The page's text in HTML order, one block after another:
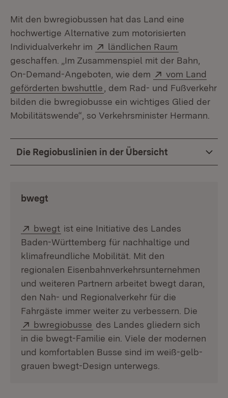
Mit den bwregiobussen hat das Land eine
hochwertige Alternative zum motorisierten
Individualverkehr im
Extern:
ländlichen Raum
geschaffen. „Im Zusammenspiel mit der Bahn,
On-Demand-Angeboten, wie dem
Extern:
vom Land
geförderten bwshuttle (Öffnet in neuem Fenster)
, dem Rad- und Fußverkehr
bilden die bwregiobusse ein wichtiges Glied der
Mobilitätswende“, so Verkehrsminister Hermann.
Die Regiobuslinien in der Übersicht
bwegt
Extern:
bwegt (Öffnet in neuem Fenster)
ist eine Initiative des Landes
Baden-Württemberg für nachhaltige und
klimafreundliche Mobilität. Mit den
regionalen Eisenbahnverkehrsunternehmen
und weiteren Partnern arbeitet bwegt daran,
den Nah- und Regionalverkehr für die
Fahrgäste immer weiter zu verbessern. Die
Extern:
bwregiobusse (Öffnet in neuem Fenster)
des Landes gliedern sich
in die bwegt-Familie ein. Viele der modernen
und komfortablen Busse sind im weiß-gelb-
grauen bwegt-Design unterwegs.